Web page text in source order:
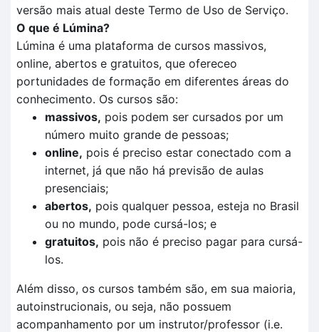
versão mais atual deste Termo de Uso de Serviço.
O que é Lúmina?
Lúmina é uma plataforma de cursos massivos,
online, abertos e gratuitos, que ofereceo
portunidades de formação em diferentes áreas do
conhecimento. Os cursos são:
massivos, pois podem ser cursados por um
número muito grande de pessoas;
online, pois é preciso estar conectado com a
internet, já que não há previsão de aulas
presenciais;
abertos, pois qualquer pessoa, esteja no Brasil
ou no mundo, pode cursá-los; e
gratuitos, pois não é preciso pagar para cursá-
los.
Além disso, os cursos também são, em sua maioria,
autoinstrucionais, ou seja, não possuem
acompanhamento por um instrutor/professor (i.e.